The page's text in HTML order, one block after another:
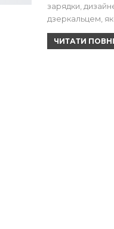
зарядки,
дзеркальцем,
ЧИТАТИ